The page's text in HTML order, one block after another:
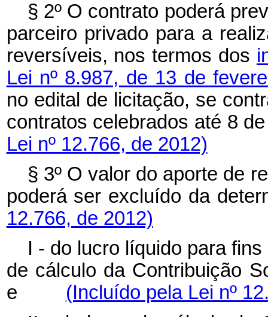
§ 2º O contrato poderá
parceiro privado para a
reversíveis, nos termos dos
Lei nº 8.987, de 13 de
no edital de licitação, se
contratos celebrados até
Lei nº 12.766, de 2012)
§ 3º O valor do aporte de
poderá ser excluído da
12.766, de 2012)
I - do lucro líquido para
de cálculo da Contribuição
e (Incluído pela Lei nº